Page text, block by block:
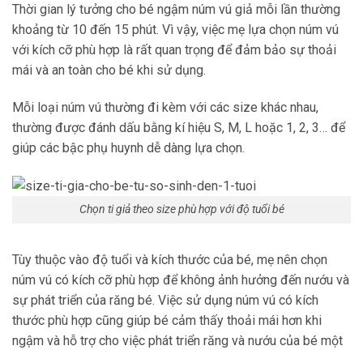
Thời gian lý tưởng cho bé ngậm núm vú giả mỗi lần thường
khoảng từ 10 đến 15 phút. Vì vậy, việc mẹ lựa chọn núm vú
với kích cỡ phù hợp là rất quan trọng để đảm bảo sự thoải
mái và an toàn cho bé khi sử dụng.
Mỗi loại núm vú thường đi kèm với các size khác nhau,
thường được đánh dấu bằng kí hiệu S, M, L hoặc 1, 2, 3… để
giúp các bậc phụ huynh dễ dàng lựa chọn.
Chọn ti giả theo size phù hợp với độ tuổi bé
Tùy thuộc vào độ tuổi và kích thước của bé, mẹ nên chọn
núm vú có kích cỡ phù hợp để không ảnh hưởng đến nướu và
sự phát triển của răng bé. Việc sử dụng núm vú có kích
thước phù hợp cũng giúp bé cảm thấy thoải mái hơn khi
ngậm và hỗ trợ cho việc phát triển răng và nướu của bé một